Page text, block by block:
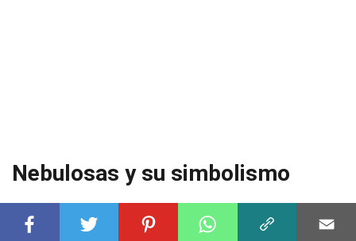
Nebulosas y su simbolismo
Las nebulosas han adquirido significados